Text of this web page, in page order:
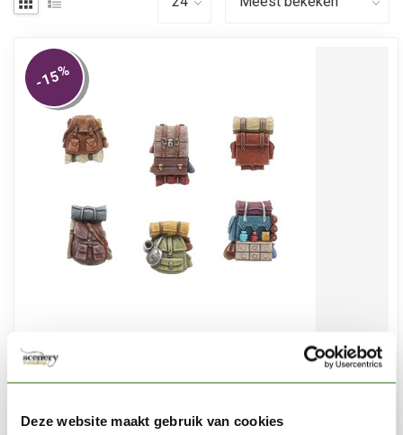
Deze website maakt gebruik van cookies
-15%
TABLETOP-ART
Adventurer backpacks Set 1 - 6x - TTA601107
€7,95 €6,75